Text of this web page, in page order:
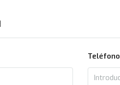
Teléfono